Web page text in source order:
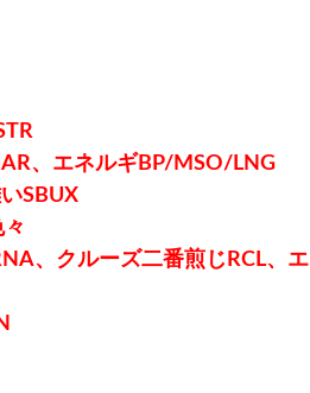
、エネルギBP/MSO/LNG
SBUX
、クルーズ二番煎じRCL、エ